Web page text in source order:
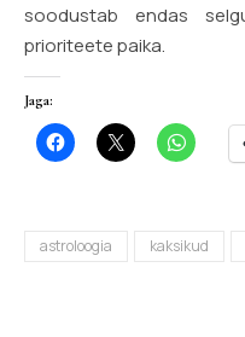
soodustab endas
prioriteete paika.
Jaga:
astroloogia kaksikud